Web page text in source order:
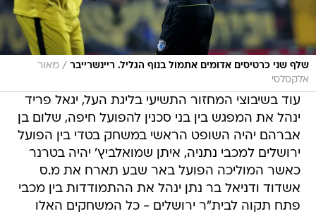
שלף שני כרטיסים אדומים אתמול בנוף הגליל. ריינשרייבר / מאור
אלקסלסי
עוד בשיבוצי המחזור התשיעי בליגת העל, יגאל פריד
ינהל את המפגש בין בני סכנין להפועל חיפה, שלום בן
אברהם יהיה השופט הראשי במשחק בטדי בין הפועל
ירושלים למכבי נתניה, איתן שמואלביץ' יהיה בטרנר
כאשר המוליכה הפועל באר שבע תארח את מ.ס
אשדוד ודניאל בר נתן ינהל את ההתמודדות בין מכבי
פתח תקוה לבית"ר ירושלים - כל המשחקים האלו